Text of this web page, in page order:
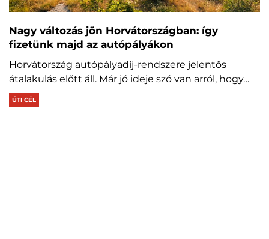
Nagy változás jön Horvátországban: így
fizetünk majd az autópályákon
Horvátország autópályadíj-rendszere jelentős
átalakulás előtt áll. Már jó ideje szó van arról, hogy…
ÚTI CÉL